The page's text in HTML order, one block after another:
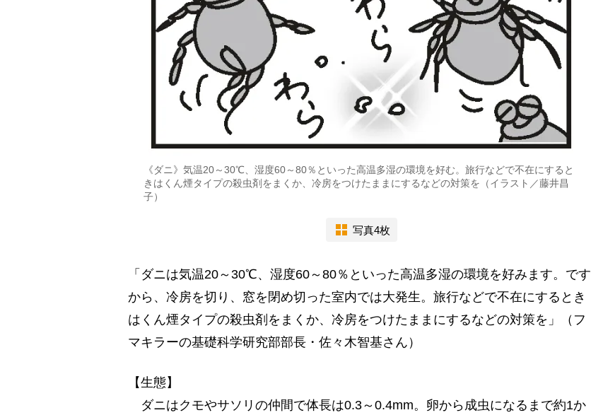
《ダニ》気温20～30℃、湿度60～80％といった高温多湿の環境を好む。旅行などで不在にすると
きはくん煙タイプの殺虫剤をまくか、冷房をつけたままにするなどの対策を（イラスト／藤井昌
子）
写真4枚
「ダニは気温20～30℃、湿度60～80％といった高温多湿の環境を好みます。です
から、冷房を切り、窓を閉め切った室内では大発生。旅行などで不在にするとき
はくん煙タイプの殺虫剤をまくか、冷房をつけたままにするなどの対策を」（フ
マキラーの基礎科学研究部部長・佐々木智基さん）
【生態】
ダニはクモやサソリの仲間で体長は0.3～0.4mm。卵から成虫になるまで約1か